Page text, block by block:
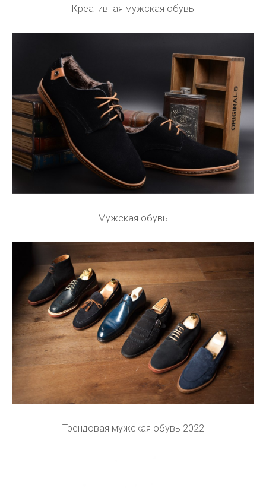
Креативная мужская обувь
Мужская обувь
Трендовая мужская обувь 2022